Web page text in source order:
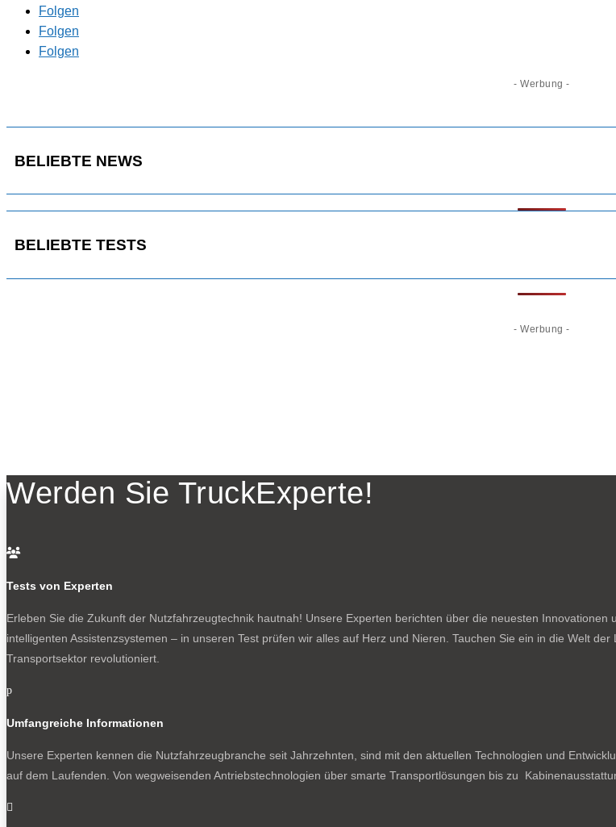
Folgen
Folgen
Folgen
- Werbung -
BELIEBTE NEWS
BELIEBTE TESTS
- Werbung -
Werden Sie TruckExperte!

Tests von Experten
Erleben Sie die Zukunft der Nutzfahrzeugtechnik hautnah! Unsere Experten berichten über die neuesten
intelligenten Assistenzsystemen – in unseren Test prüfen wir alles auf Herz und Nieren. Tauchen Sie ein in die Welt
Transportsektor revolutioniert.
p
Umfangreiche Informationen
Unsere Experten kennen die Nutzfahrzeugbranche seit Jahrzehnten, sind mit den aktuellen Technologien und
auf dem Laufenden. Von wegweisenden Antriebstechnologien über smarte Transportlösungen bis zu
